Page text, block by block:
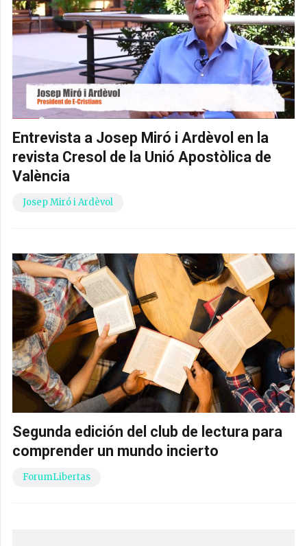
Entrevista a Josep Miró i Ardèvol en la
revista Cresol de la Unió Apostòlica de
València
Josep Miró i Ardèvol
Segunda edición del club de lectura para
comprender un mundo incierto
ForumLibertas